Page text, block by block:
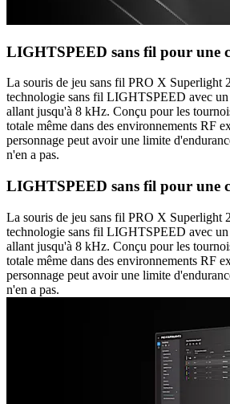
LIGHTSPEED sans fil pour une
La souris de jeu sans fil PRO X Superlight
technologie sans fil LIGHTSPEED avec
allant jusqu'à 8 kHz. Conçu pour les
totale même dans des environnements RF
personnage peut avoir une limite
n'en a pas.
LIGHTSPEED sans fil pour une
La souris de jeu sans fil PRO X Superlight
technologie sans fil LIGHTSPEED avec
allant jusqu'à 8 kHz. Conçu pour les
totale même dans des environnements RF
personnage peut avoir une limite
n'en a pas.